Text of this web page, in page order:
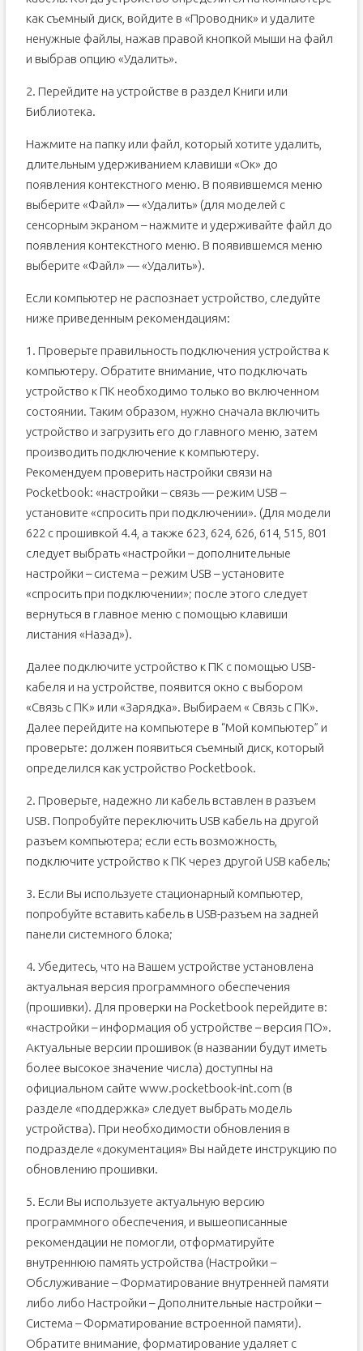
как съемный диск, войдите в «Проводник» и удалите
ненужные файлы, нажав правой кнопкой мыши на файл
и выбрав опцию «Удалить».
2. Перейдите на устройстве в раздел Книги или
Библиотека.
Нажмите на папку или файл, который хотите удалить,
длительным удерживанием клавиши «Ок» до
появления контекстного меню. В появившемся меню
выберите «Файл» — «Удалить» (для моделей с
сенсорным экраном – нажмите и удерживайте файл до
появления контекстного меню. В появившемся меню
выберите «Файл» — «Удалить»).
Если компьютер не распознает устройство, следуйте
ниже приведенным рекомендациям:
1. Проверьте правильность подключения устройства к
компьютеру. Обратите внимание, что подключать
устройство к ПК необходимо только во включенном
состоянии. Таким образом, нужно сначала включить
устройство и загрузить его до главного меню, затем
производить подключение к компьютеру.
Рекомендуем проверить настройки связи на
Pocketbook: «настройки – связь — режим USB –
установите «спросить при подключении». (Для модели
622 с прошивкой 4.4, а также 623, 624, 626, 614, 515, 801
следует выбрать «настройки – дополнительные
настройки – система – режим USB – установите
«спросить при подключении»; после этого следует
вернуться в главное меню с помощью клавиши
листания «Назад»).
Далее подключите устройство к ПК с помощью USB-
кабеля и на устройстве, появится окно с выбором
«Cвязь с ПК» или «Зарядка». Выбираем « Связь с ПК».
Далее перейдите на компьютере в “Мой компьютер” и
проверьте: должен появиться съемный диск, который
определился как устройство Pocketbook.
2. Проверьте, надежно ли кабель вставлен в разъем
USB. Попробуйте переключить USB кабель на другой
разъем компьютера; если есть возможность,
подключите устройство к ПК через другой USB кабель;
3. Если Вы используете стационарный компьютер,
попробуйте вставить кабель в USB-разъем на задней
панели системного блока;
4. Убедитесь, что на Вашем устройстве установлена
актуальная версия программного обеспечения
(прошивки). Для проверки на Pocketbook перейдите в:
«настройки – информация об устройстве – версия ПО».
Актуальные версии прошивок (в названии будут иметь
более высокое значение числа) доступны на
официальном сайте www.pocketbook-int.com (в
разделе «поддержка» следует выбрать модель
устройства). При необходимости обновления в
подразделе «документация» Вы найдете инструкцию по
обновлению прошивки.
5. Если Вы используете актуальную версию
программного обеспечения, и вышеописанные
рекомендации не помогли, отформатируйте
внутреннюю память устройства (Настройки –
Обслуживание – Форматирование внутренней памяти
либо либо Настройки – Дополнительные настройки –
Система – Форматирование вcтроенной памяти).
Обратите внимание, форматирование удаляет с